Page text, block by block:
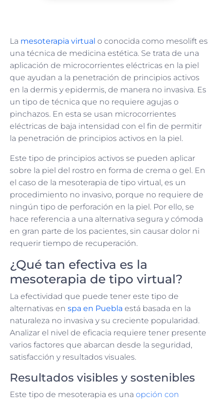
La mesoterapia virtual o conocida como mesolift es
una técnica de medicina estética. Se trata de una
aplicación de microcorrientes eléctricas en la piel
que ayudan a la penetración de principios activos
en la dermis y epidermis, de manera no invasiva. Es
un tipo de técnica que no requiere agujas o
pinchazos. En esta se usan microcorrientes
eléctricas de baja intensidad con el fin de permitir
la penetración de principios activos en la piel.
Este tipo de principios activos se pueden aplicar
sobre la piel del rostro en forma de crema o gel. En
el caso de la mesoterapia de tipo virtual, es un
procedimiento no invasivo, porque no requiere de
ningún tipo de perforación en la piel. Por ello, se
hace referencia a una alternativa segura y cómoda
en gran parte de los pacientes, sin causar dolor ni
requerir tiempo de recuperación.
¿Qué tan efectiva es la
mesoterapia de tipo virtual?
La efectividad que puede tener este tipo de
alternativas en spa en Puebla está basada en la
naturaleza no invasiva y su creciente popularidad.
Analizar el nivel de eficacia requiere tener presente
varios factores que abarcan desde la seguridad,
satisfacción y resultados visuales.
Resultados visibles y sostenibles
Este tipo de mesoterapia es una opción con